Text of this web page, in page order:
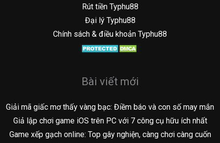
Rút tiền Typhu88
Đại lý Typhu88
Chính sách & điều khoản Typhu88
Bài viết mới
Giải mã giấc mơ thấy vàng bạc: Điềm báo và con số may mắn
Giả lập chơi game iOS trên PC với 7 công cụ hữu ích nhất
Game xếp gạch online: Top gây nghiện, càng chơi càng cuốn